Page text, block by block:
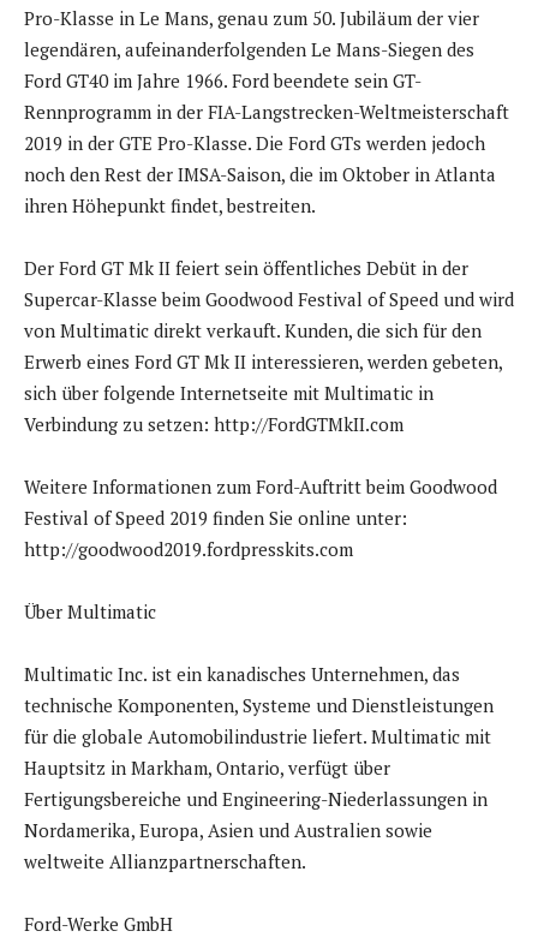
Pro-Klasse in Le Mans, genau zum 50. Jubiläum der vier
legendären, aufeinanderfolgenden Le Mans-Siegen des
Ford GT40 im Jahre 1966. Ford beendete sein GT-
Rennprogramm in der FIA-Langstrecken-Weltmeisterschaft
2019 in der GTE Pro-Klasse. Die Ford GTs werden jedoch
noch den Rest der IMSA-Saison, die im Oktober in Atlanta
ihren Höhepunkt findet, bestreiten.
Der Ford GT Mk II feiert sein öffentliches Debüt in der
Supercar-Klasse beim Goodwood Festival of Speed und wird
von Multimatic direkt verkauft. Kunden, die sich für den
Erwerb eines Ford GT Mk II interessieren, werden gebeten,
sich über folgende Internetseite mit Multimatic in
Verbindung zu setzen: http://FordGTMkII.com
Weitere Informationen zum Ford-Auftritt beim Goodwood
Festival of Speed 2019 finden Sie online unter:
http://goodwood2019.fordpresskits.com
Über Multimatic
Multimatic Inc. ist ein kanadisches Unternehmen, das
technische Komponenten, Systeme und Dienstleistungen
für die globale Automobilindustrie liefert. Multimatic mit
Hauptsitz in Markham, Ontario, verfügt über
Fertigungsbereiche und Engineering-Niederlassungen in
Nordamerika, Europa, Asien und Australien sowie
weltweite Allianzpartnerschaften.
Ford-Werke GmbH